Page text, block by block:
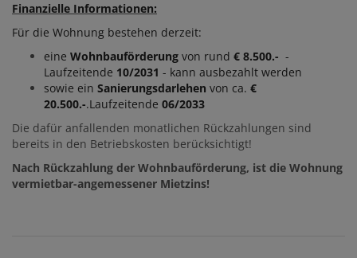
Finanzielle Informationen:
Für die Wohnung bestehen derzeit:
eine Wohnbauförderung von rund € 8.500.- -
Laufzeitende 10/2031 - kann ausbezahlt werden
sowie ein Sanierungsdarlehen von ca. €
20.500.-.Laufzeitende 06/2033
Die dafür anfallenden monatlichen Rückzahlungen sind
bereits in den Betriebskosten berücksichtigt!
Nach Rückzahlung der Wohnbauförderung, ist die Wohnung
vermietbar-angemessener Mietzins!